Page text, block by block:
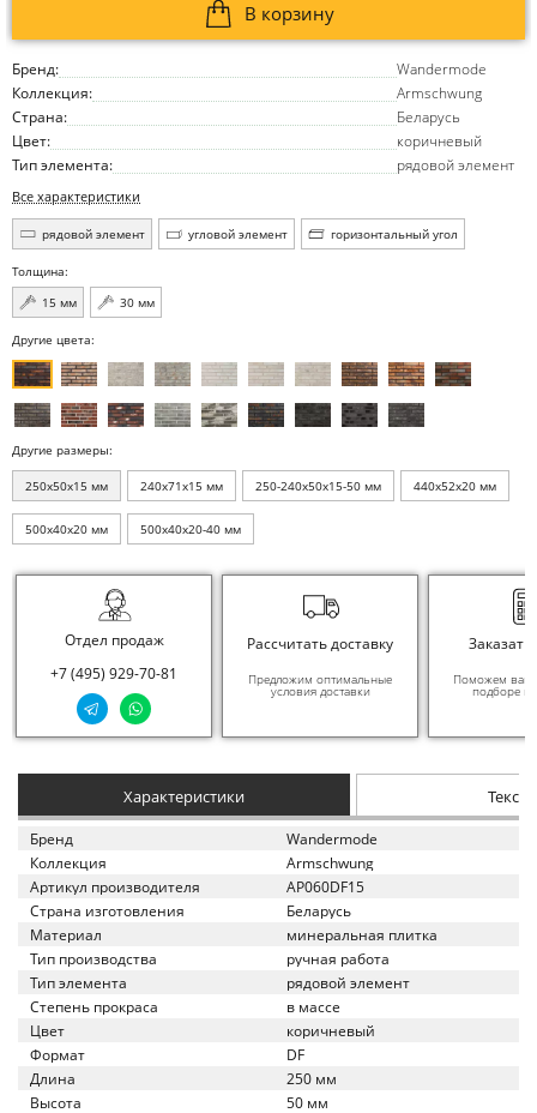
Бренд:
Wandermode
Коллекция:
Armschwung
Страна:
Беларусь
Цвет:
коричневый
Тип элемента:
рядовой элемент
Все характеристики
рядовой элемент угловой элемент горизонтальный угол
Толщина:
15 мм
30 мм
В корзину
Другие цвета:
Другие размеры:
250x50x15 мм 240x71x15 мм 250-240x50x15-50 мм 440x52x20 мм
500x40x20 мм 500x40x20-40 мм
Отдел продаж
+7 (495) 929-70-81
Рассчитать доставку
Предложим оптимальные
условия доставки
Заказать
Поможем вам
подборе
Характеристики
Бренд
Wandermode
Коллекция
Armschwung
Артикул производителя
AP060DF15
Страна изготовления
Беларусь
Материал
минеральная плитка
Тип производства
ручная работа
Тип элемента
рядовой элемент
Степень прокраса
в массе
Цвет
коричневый
Формат
DF
Длина
250 мм
Высота
50 мм